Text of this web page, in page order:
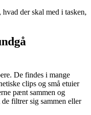
der skal med i tasken,
De findes i mange
clips og små etuier
pænt sammen og
filtrer sig sammen eller